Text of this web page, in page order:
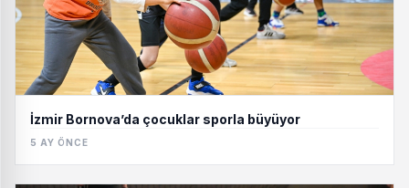
İzmir Bornova’da çocuklar sporla büyüyor
5 AY ÖNCE